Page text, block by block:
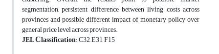
segmentation, persistent difference between living costs across
provinces and possible different impact of monetary policy over
general price level across provinces.
JELClassification: C32, E31, F15